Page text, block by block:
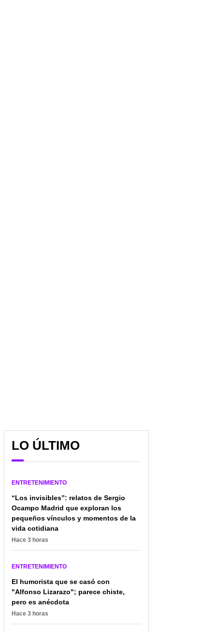
Travis Kelce se casaron
en el Madison Square
Garden
LO ÚLTIMO
ENTRETENIMIENTO
“Los invisibles”: relatos de Sergio
Ocampo Madrid que exploran los
pequeños vínculos y momentos de la
vida cotidiana
Hace 3 horas
ENTRETENIMIENTO
El humorista que se casó con
"Alfonso Lizarazo"; parece chiste,
pero es anécdota
Hace 3 horas